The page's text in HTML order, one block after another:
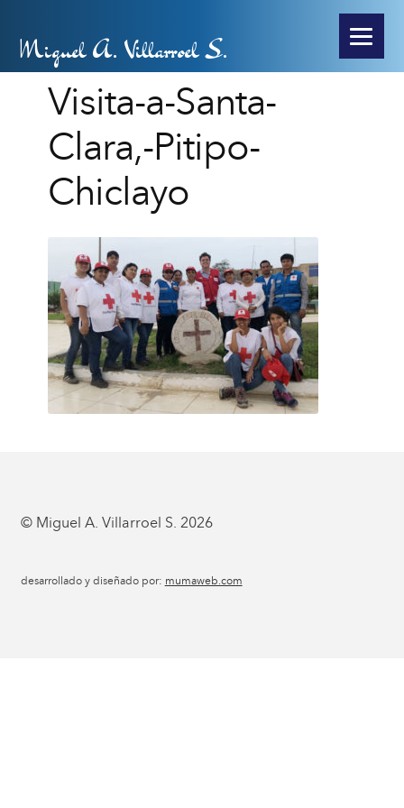
Miguel A. Villarroel S.
Visita-a-Santa-
Clara,-Pitipo-
Chiclayo
© Miguel A. Villarroel S. 2026
desarrollado y diseñado por: mumaweb.com